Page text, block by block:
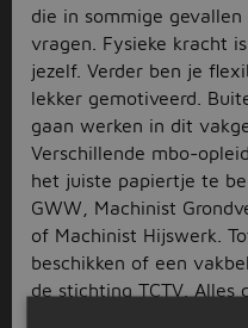
die in sommige
vragen. Fysieke kracht
jezelf. Verder ben je
lekker gemotiveerd.
gaan werken in dit
Verschillende mbo-
het juiste papiertje te
GWW, Machinist
of Machinist Hijswerk.
beschikken of een
de stichting TCTV. Alles